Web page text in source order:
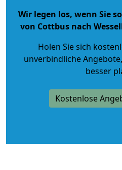
Wir legen los, wenn Sie
von Cottbus nach
Holen Sie sich
unverbindliche Angebote
besser
Kostenlose